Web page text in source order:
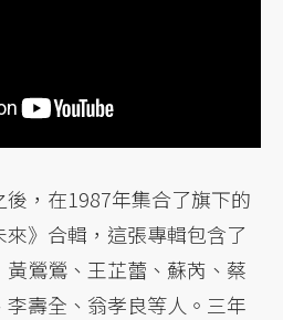
，在1987年集合了旗下的
》合輯，這張專輯包含了
鶯鶯、王芷蕾、蘇芮、蔡
壽全、翁孝良等人。三年